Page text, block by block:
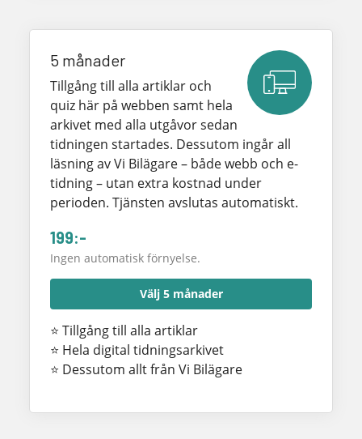
5 månader
Tillgång till alla artiklar och
quiz här på webben samt hela
arkivet med alla utgåvor sedan
tidningen startades. Dessutom ingår all
läsning av Vi Bilägare – både webb och e-
tidning – utan extra kostnad under
perioden. Tjänsten avslutas automatiskt.
199:-
Ingen automatisk förnyelse.
Välj 5 månader
⭐ Tillgång till alla artiklar
⭐ Hela digital tidningsarkivet
⭐ Dessutom allt från Vi Bilägare